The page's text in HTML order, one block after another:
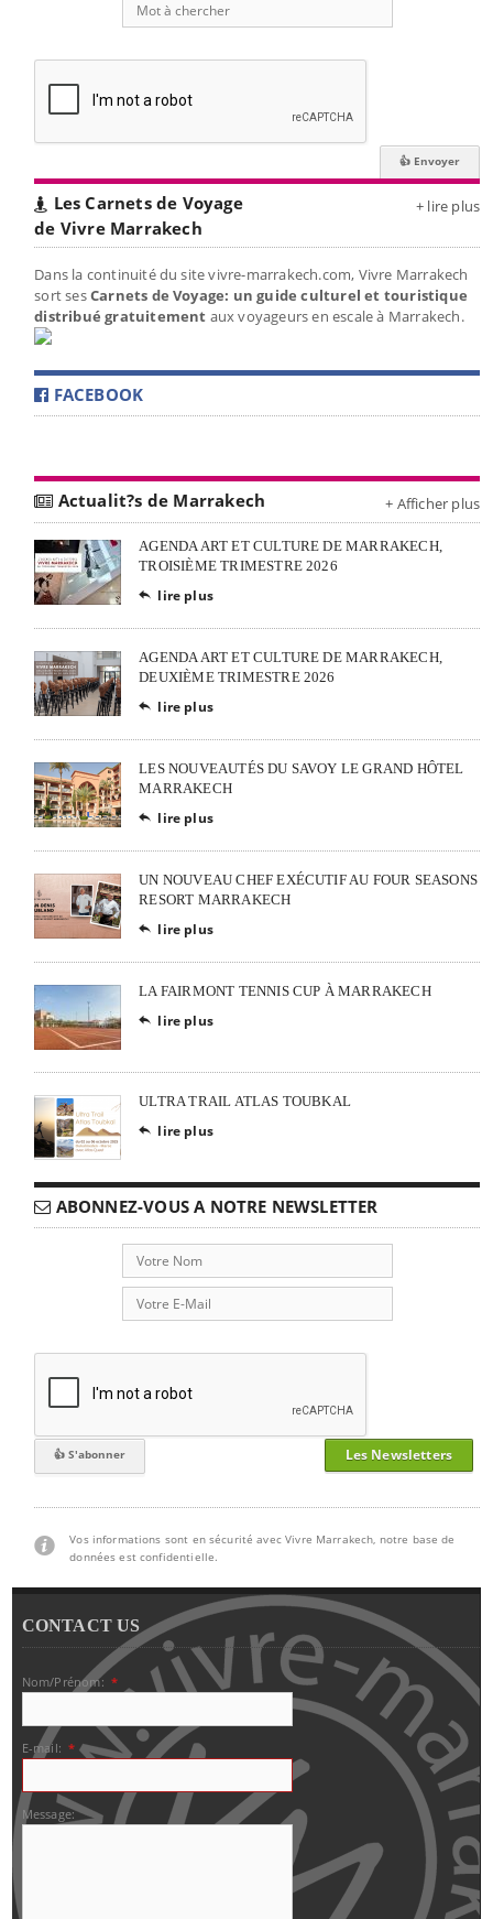
Les Carnets de Voyage
de Vivre Marrakech
+ lire plus
Dans la continuité du site vivre-marrakech.com, Vivre Marrakech
sort sesCarnets de Voyage: un guide culturel et touristique
distribué gratuitement aux voyageurs en escale à Marrakech.
FACEBOOK
Actualit?s de Marrakech + Afficher plus
AGENDA ART ET CULTURE DE MARRAKECH,
TROISIÈME TRIMESTRE 2026
 lire plus
AGENDA ART ET CULTURE DE MARRAKECH,
DEUXIÈME TRIMESTRE 2026
 lire plus
LES NOUVEAUTÉS DU SAVOY LE GRAND HÔTEL
MARRAKECH
 lire plus
UN NOUVEAU CHEF EXÉCUTIF AU FOUR SEASONS
RESORT MARRAKECH
 lire plus
LA FAIRMONT TENNIS CUP À MARRAKECH
 lire plus
ULTRA TRAIL ATLAS TOUBKAL
 lire plus
ABONNEZ-VOUS A NOTRE NEWSLETTER
Les Newsletters
Vos informations sont en sécurité avec Vivre Marrakech, notre base de
données est confidentielle.
CONTACT US
Nom/Prénom: *
E-mail: *
Message: